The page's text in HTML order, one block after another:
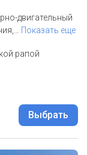
двигательный
Показать еще
рапой
Выбрать